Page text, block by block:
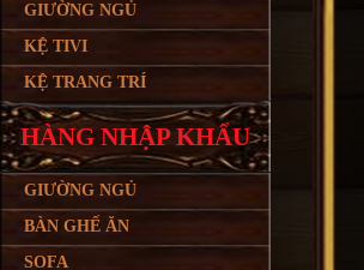
GIƯỜNG NGỦ
KỆ TIVI
KỆ TRANG TRÍ
HÀNG NHẬP KHẨU
GIƯỜNG NGỦ
BÀN GHẾ ĂN
SOFA